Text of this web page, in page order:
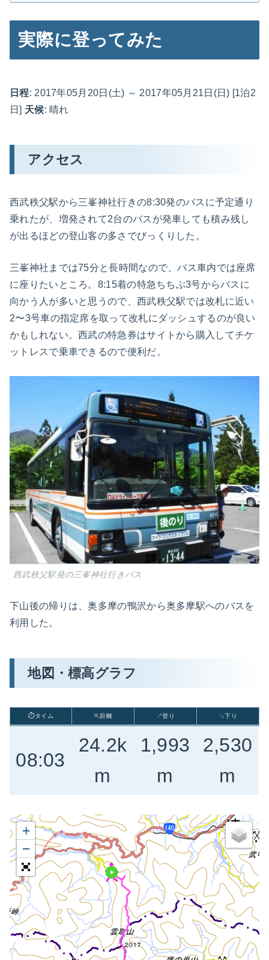
実際に登ってみた
日程: 2017年05月20日(土) ～ 2017年05月21日(日) [1泊2
日] 天候: 晴れ
アクセス
西武秩父駅から三峯神社行きの8:30発のバスに予定通り
乗れたが、増発されて2台のバスが発車しても積み残し
が出るほどの登山客の多さでびっくりした。
三峯神社までは75分と長時間なので、バス車内では座席
に座りたいところ。8:15着の特急ちちぶ3号からバスに
向かう人が多いと思うので、西武秩父駅では改札に近い
2〜3号車の指定席を取って改札にダッシュするのが良い
かもしれない。西武の特急券はサイトから購入してチケ
ットレスで乗車できるので便利だ。
西武秩父駅発の三峯神社行きバス
下山後の帰りは、奥多摩の鴨沢から奥多摩駅へのバスを
利用した。
地図・標高グラフ
⏱タイム 🏃距離 ↗登り ↘下り
08:03
24.2k
m
1,993
m
2,530
m
+
−